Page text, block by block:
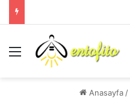
Menü
Anasayfa /